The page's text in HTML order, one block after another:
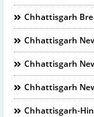
Chhattisgarh
Chhattisgarh
Chhattisgarh
Chhattisgarh
Chhattisgarh-